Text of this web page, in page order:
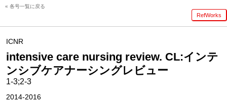
各号一覧に戻る
RefWorks
ICNR
intensive care nursing review. CL:インテ
ンシブケアナーシングレビュー
1-3;2-3
2014-2016